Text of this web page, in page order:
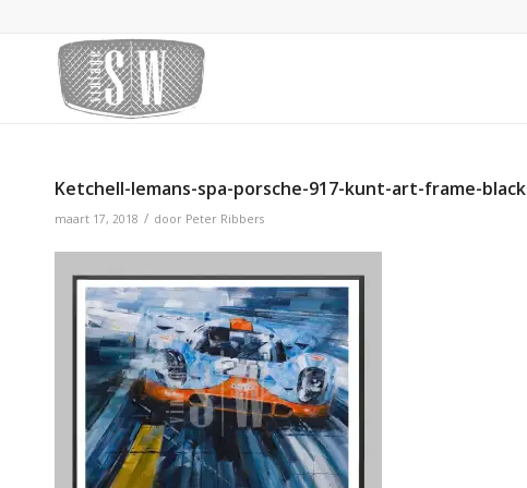
Ketchell-lemans-spa-porsche-917-kunt-art-frame-black
maart 17, 2018 / door Peter Ribbers